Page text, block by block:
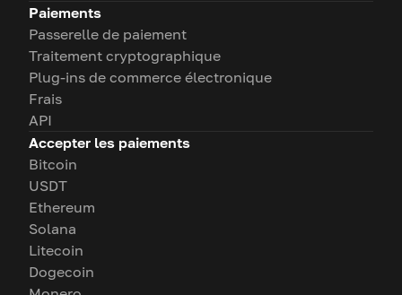
Paiements
Passerelle de paiement
Traitement cryptographique
Plug-ins de commerce électronique
Frais
API
Accepter les paiements
Bitcoin
USDT
Ethereum
Solana
Litecoin
Dogecoin